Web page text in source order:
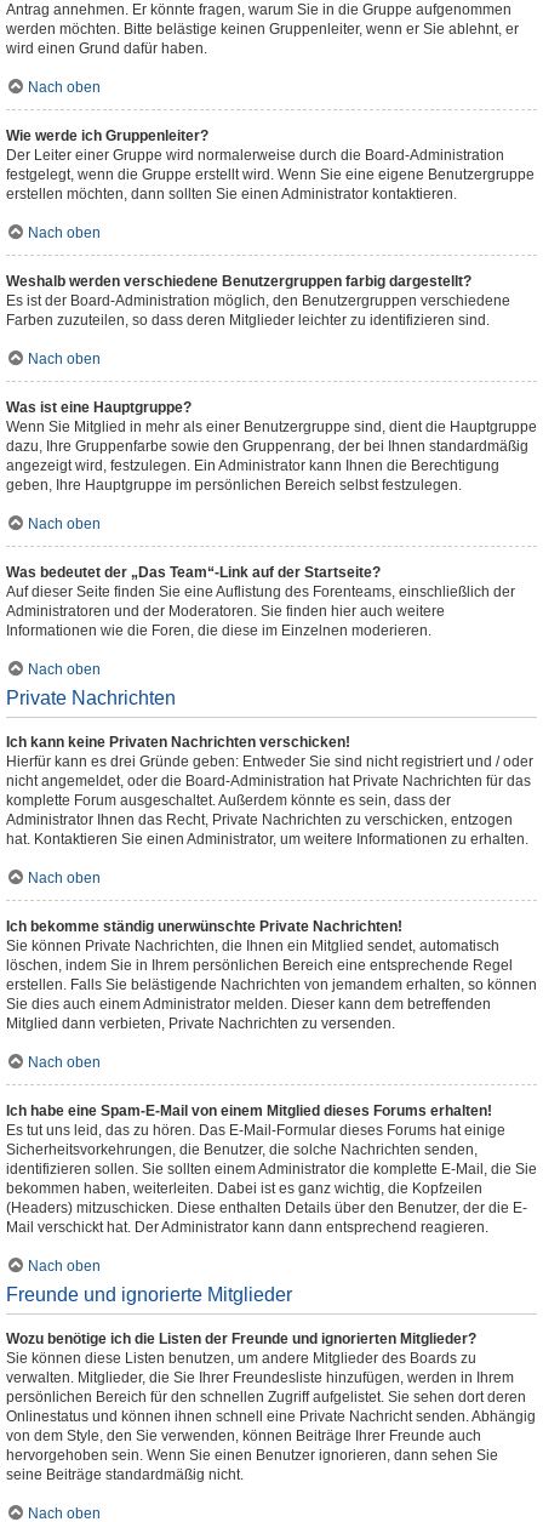
Antrag annehmen. Er könnte fragen, warum Sie in die Gruppe aufgenommen
werden möchten. Bitte belästige keinen Gruppenleiter, wenn er Sie ablehnt, er
wird einen Grund dafür haben.
Nach oben
Wie werde ich Gruppenleiter?
Der Leiter einer Gruppe wird normalerweise durch die Board-Administration
festgelegt, wenn die Gruppe erstellt wird. Wenn Sie eine eigene Benutzergruppe
erstellen möchten, dann sollten Sie einen Administrator kontaktieren.
Nach oben
Weshalb werden verschiedene Benutzergruppen farbig dargestellt?
Es ist der Board-Administration möglich, den Benutzergruppen verschiedene
Farben zuzuteilen, so dass deren Mitglieder leichter zu identifizieren sind.
Nach oben
Was ist eine Hauptgruppe?
Wenn Sie Mitglied in mehr als einer Benutzergruppe sind, dient die Hauptgruppe
dazu, Ihre Gruppenfarbe sowie den Gruppenrang, der bei Ihnen standardmäßig
angezeigt wird, festzulegen. Ein Administrator kann Ihnen die Berechtigung
geben, Ihre Hauptgruppe im persönlichen Bereich selbst festzulegen.
Nach oben
Was bedeutet der „Das Team“-Link auf der Startseite?
Auf dieser Seite finden Sie eine Auflistung des Forenteams, einschließlich der
Administratoren und der Moderatoren. Sie finden hier auch weitere
Informationen wie die Foren, die diese im Einzelnen moderieren.
Nach oben
Private Nachrichten
Ich kann keine Privaten Nachrichten verschicken!
Hierfür kann es drei Gründe geben: Entweder Sie sind nicht registriert und / oder
nicht angemeldet, oder die Board-Administration hat Private Nachrichten für das
komplette Forum ausgeschaltet. Außerdem könnte es sein, dass der
Administrator Ihnen das Recht, Private Nachrichten zu verschicken, entzogen
hat. Kontaktieren Sie einen Administrator, um weitere Informationen zu erhalten.
Nach oben
Ich bekomme ständig unerwünschte Private Nachrichten!
Sie können Private Nachrichten, die Ihnen ein Mitglied sendet, automatisch
löschen, indem Sie in Ihrem persönlichen Bereich eine entsprechende Regel
erstellen. Falls Sie belästigende Nachrichten von jemandem erhalten, so können
Sie dies auch einem Administrator melden. Dieser kann dem betreffenden
Mitglied dann verbieten, Private Nachrichten zu versenden.
Nach oben
Ich habe eine Spam-E-Mail von einem Mitglied dieses Forums erhalten!
Es tut uns leid, das zu hören. Das E-Mail-Formular dieses Forums hat einige
Sicherheitsvorkehrungen, die Benutzer, die solche Nachrichten senden,
identifizieren sollen. Sie sollten einem Administrator die komplette E-Mail, die Sie
bekommen haben, weiterleiten. Dabei ist es ganz wichtig, die Kopfzeilen
(Headers) mitzuschicken. Diese enthalten Details über den Benutzer, der die E-
Mail verschickt hat. Der Administrator kann dann entsprechend reagieren.
Nach oben
Freunde und ignorierte Mitglieder
Wozu benötige ich die Listen der Freunde und ignorierten Mitglieder?
Sie können diese Listen benutzen, um andere Mitglieder des Boards zu
verwalten. Mitglieder, die Sie Ihrer Freundesliste hinzufügen, werden in Ihrem
persönlichen Bereich für den schnellen Zugriff aufgelistet. Sie sehen dort deren
Onlinestatus und können ihnen schnell eine Private Nachricht senden. Abhängig
von dem Style, den Sie verwenden, können Beiträge Ihrer Freunde auch
hervorgehoben sein. Wenn Sie einen Benutzer ignorieren, dann sehen Sie
seine Beiträge standardmäßig nicht.
Nach oben